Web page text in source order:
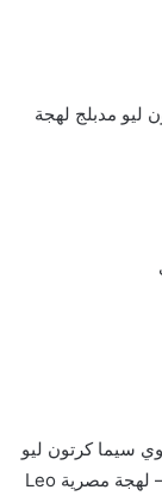
ليو مدبلج لهجة
سيما كرتون ليو
2023 ايجي بست Wecima Egybest mycima – لهجة مصرية Leo